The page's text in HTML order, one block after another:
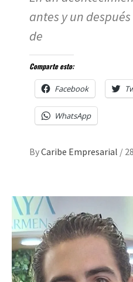
antes y un
de
Comparte esto:
Facebook
WhatsApp
ByCaribe Empresarial /